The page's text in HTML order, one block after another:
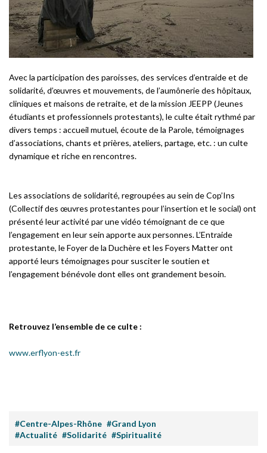
Avec la participation des paroisses, des services d’entraide et de
solidarité, d’œuvres et mouvements, de l’aumônerie des hôpitaux,
cliniques et maisons de retraite, et de la mission JEEPP (Jeunes
étudiants et professionnels protestants), le culte était rythmé par
divers temps : accueil mutuel, écoute de la Parole, témoignages
d’associations, chants et prières, ateliers, partage, etc. : un culte
dynamique et riche en rencontres.
Les associations de solidarité, regroupées au sein de Cop’Ins
(Collectif des œuvres protestantes pour l’insertion et le social) ont
présenté leur activité par une vidéo témoignant de ce que
l’engagement en leur sein apporte aux personnes. L’Entraide
protestante, le Foyer de la Duchère et les Foyers Matter ont
apporté leurs témoignages pour susciter le soutien et
l’engagement bénévole dont elles ont grandement besoin.
Retrouvez l’ensemble de ce culte :
www.erflyon-est.fr
#Centre-Alpes-Rhône #Grand Lyon
#Actualité #Solidarité #Spiritualité